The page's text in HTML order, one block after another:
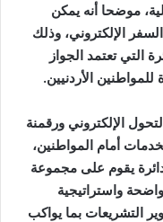
موضحا أنه يمكن
الإلكتروني، وذلك
التي تعتمد الجواز
الأردنيين.
الإلكتروني ورقمنة
أمام المواطنين،
يقوم على مجموعة
واستراتيجية
التشريعات بما يواكب